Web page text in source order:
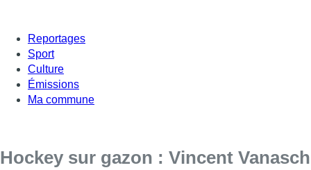
Reportages
Sport
Culture
Émissions
Ma commune
Hockey sur gazon : Vincent Vanasch